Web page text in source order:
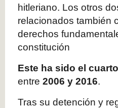
hitleriano. Los otros
relacionados también
derechos
constitución
Este ha sido el
entre 2006 y 2016.
Tras su detención y